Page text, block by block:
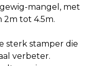
mangel, met
2m tot 4.5m.
sterk stamper die
verbeter.